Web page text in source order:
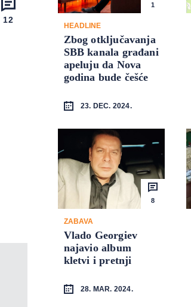
12
1
HEADLINE
Zbog otključavanja
SBB kanala građani
apeluju da Nova
godina bude češće
23. DEC. 2024.
8
ZABAVA
Vlado Georgiev
najavio album
kletvi i pretnji
28. MAR. 2024.